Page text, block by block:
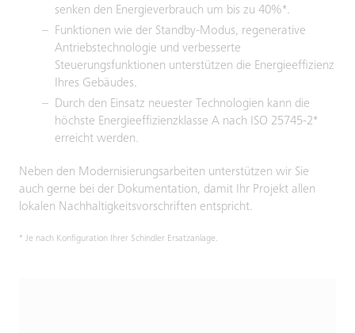
senken den Energieverbrauch um bis zu 40%*.
Funktionen wie der Standby-Modus, regenerative
Antriebstechnologie und verbesserte
Steuerungsfunktionen unterstützen die Energieeffizienz
Ihres Gebäudes.
Durch den Einsatz neuester Technologien kann die
höchste Energieeffizienzklasse A nach ISO 25745-2*
erreicht werden.
Neben den Modernisierungsarbeiten unterstützen wir Sie
auch gerne bei der Dokumentation, damit Ihr Projekt allen
lokalen Nachhaltigkeitsvorschriften entspricht.
* Je nach Konfiguration Ihrer Schindler Ersatzanlage.